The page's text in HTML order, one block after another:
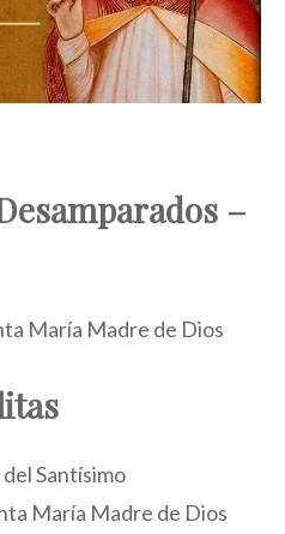
–
María Madre de Dios
Santísimo
María Madre de Dios